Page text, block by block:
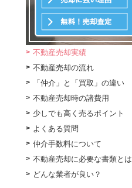
不動産売却実績
不動産売却の流れ
「仲介」と「買取」の違い
不動産売却時の諸費用
少しでも高く売るポイント
よくある質問
仲介手数料について
不動産売却に必要な書類とは
どんな業者が良い？